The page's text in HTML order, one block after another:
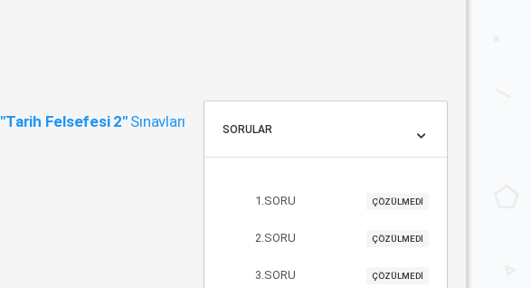
"Tarih Felsefesi 2"Sınavları SORULAR
1.SORU ÇÖZÜLMEDİ
2.SORU ÇÖZÜLMEDİ
3.SORU ÇÖZÜLMEDİ